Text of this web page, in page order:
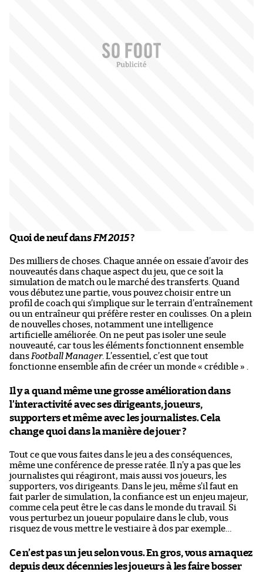
Quoi de neuf dansFM 2015?
Des milliers de choses. Chaque année on essaie d’avoir des
nouveautés dans chaque aspect du jeu, que ce soit la
simulation de match ou le marché des transferts. Quand
vous débutez une partie, vous pouvez choisir entre un
profil de coach qui s’implique sur le terrain d’entraînement
ou un entraîneur qui préfère rester en coulisses. On a plein
de nouvelles choses, notamment une intelligence
artificielle améliorée. On ne peut pas isoler une seule
nouveauté, car tous les éléments fonctionnent ensemble
dans Football Manager. L’essentiel, c’est que tout
fonctionne ensemble afin de créer un monde « crédible » .
Il y a quand même une grosse amélioration dans
l’interactivité avec ses dirigeants, joueurs,
supporters et même avec les journalistes. Cela
change quoi dans la manière de jouer ?
Tout ce que vous faites dans le jeu a des conséquences,
même une conférence de presse ratée. Il n’y a pas que les
journalistes qui réagiront, mais aussi vos joueurs, les
supporters, vos dirigeants. Dans le jeu, même s’il faut en
fait parler de simulation, la confiance est un enjeu majeur,
comme cela peut être le cas dans le monde du travail. Si
vous perturbez un joueur populaire dans le club, vous
risquez de vous mettre le vestiaire à dos par exemple…
Ce n’est pas un jeu selon vous. En gros, vous arnaquez
depuis deux décennies les joueurs à les faire bosser